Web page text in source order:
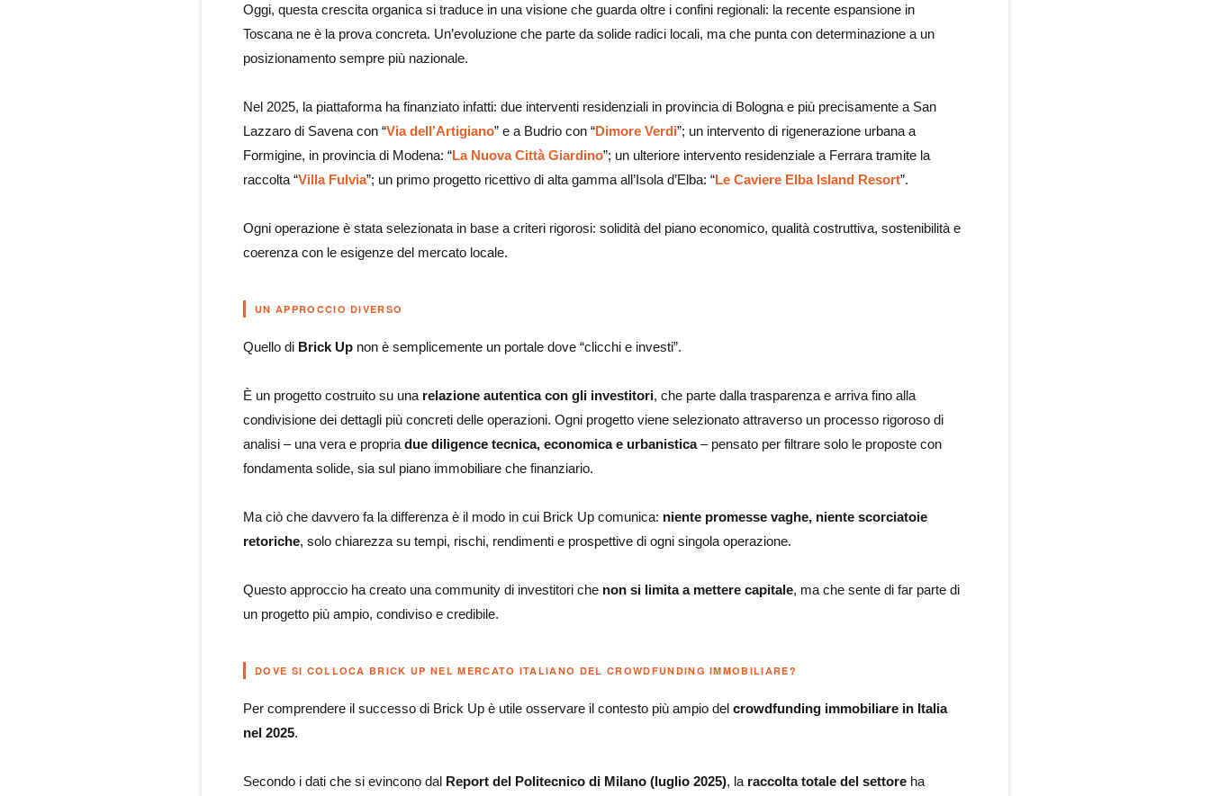
Oggi, questa crescita organica si traduce in una visione che guarda oltre i confini regionali: la recente espansione in
Toscana ne è la prova concreta. Un’evoluzione che parte da solide radici locali, ma che punta con determinazione a un
posizionamento sempre più nazionale.
Nel 2025, la piattaforma ha finanziato infatti: due interventi residenziali in provincia di Bologna e più precisamente a San
Lazzaro di Savena con “Via dell’Artigiano” e a Budrio con “Dimore Verdi”; un intervento di rigenerazione urbana a
Formigine, in provincia di Modena: “La Nuova Città Giardino”; un ulteriore intervento residenziale a Ferrara tramite la
raccolta “Villa Fulvia”; un primo progetto ricettivo di alta gamma all’Isola d’Elba: “Le Caviere Elba Island Resort”.
Ogni operazione è stata selezionata in base a criteri rigorosi: solidità del piano economico, qualità costruttiva, sostenibilità e
coerenza con le esigenze del mercato locale.
UN APPROCCIO DIVERSO
Quello di Brick Up non è semplicemente un portale dove “clicchi e investi”.
È un progetto costruito su una relazione autentica con gli investitori, che parte dalla trasparenza e arriva fino alla
condivisione dei dettagli più concreti delle operazioni. Ogni progetto viene selezionato attraverso un processo rigoroso di
analisi – una vera e propria due diligence tecnica, economica e urbanistica– pensato per filtrare solo le proposte con
fondamenta solide, sia sul piano immobiliare che finanziario.
Ma ciò che davvero fa la differenza è il modo in cui Brick Up comunica: niente promesse vaghe, niente scorciatoie
retoriche, solo chiarezza su tempi, rischi, rendimenti e prospettive di ogni singola operazione.
Questo approccio ha creato una community di investitori che non si limita a mettere capitale, ma che sente di far parte di
un progetto più ampio, condiviso e credibile.
DOVE SI COLLOCA BRICK UP NEL MERCATO ITALIANO DEL CROWDFUNDING IMMOBILIARE?
Per comprendere il successo di Brick Up è utile osservare il contesto più ampio del crowdfunding immobiliare in Italia
nel 2025.
Secondo i dati che si evincono dal Report del Politecnico di Milano (luglio 2025), la raccolta totale del settore ha